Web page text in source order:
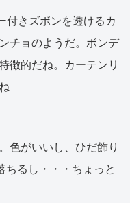
付きズボンを透けるカ
チョのようだ。ボンデ
徴的だね。カーテンリ
色がいいし、ひだ飾り
ちるし・・・ちょっと